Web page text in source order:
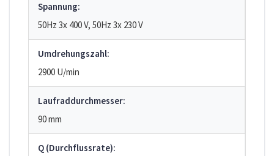
Spannung:
50Hz 3x 400 V, 50Hz 3x 230 V
Umdrehungszahl:
2900 U/min
Laufraddurchmesser:
90 mm
Q (Durchflussrate):